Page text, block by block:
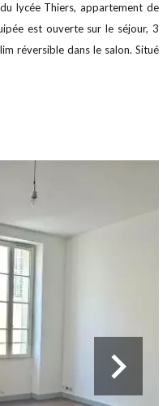
lycée Thiers, appartement de
est ouverte sur le séjour, 3
réversible dans le salon. Situé